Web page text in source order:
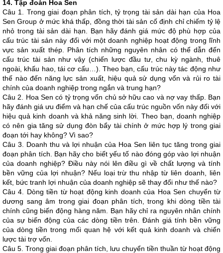
14. Tập đoàn Hoa Sen
Câu 1. Trong giai đoạn phân tích, tỷ trọng tài sản dài hạn của Hoa
Sen Group ở mức khá thấp, đồng thời tài sản cố định chỉ chiếm tỷ lệ
nhỏ trong tài sản dài hạn. Bạn hãy đánh giá mức độ phù hợp của
cấu trúc tài sản này đối với một doanh nghiệp hoạt động trong lĩnh
vực sản xuất thép. Phân tích những nguyên nhân có thể dẫn đến
cấu trúc tài sản như vậy (chiến lược đầu tư, chu kỳ ngành, thuê
ngoài, khấu hao, tái cơ cấu…). Theo bạn, cấu trúc này tác động như
thế nào đến năng lực sản xuất, hiệu quả sử dụng vốn và rủi ro tài
chính của doanh nghiệp trong ngắn và trung hạn?
Câu 2. Hoa Sen có tỷ trọng vốn chủ sở hữu cao và nợ vay thấp. Bạn
hãy đánh giá ưu điểm và hạn chế của cấu trúc nguồn vốn này đối với
hiệu quả kinh doanh và khả năng sinh lời. Theo bạn, doanh nghiệp
có nên gia tăng sử dụng đòn bẩy tài chính ở mức hợp lý trong giai
đoạn tới hay không? Vì sao?
Câu 3. Doanh thu và lợi nhuận của Hoa Sen liên tục tăng trong giai
đoạn phân tích. Bạn hãy cho biết yếu tố nào đóng góp vào lợi nhuận
của doanh nghiệp? Điều này nói lên điều gì về chất lượng và tính
bền vững của lợi nhuận? Nếu loại trừ thu nhập từ liên doanh, liên
kết, bức tranh lợi nhuận của doanh nghiệp sẽ thay đổi như thế nào?
Câu 4. Dòng tiền từ hoạt động kinh doanh của Hoa Sen chuyển từ
dương sang âm trong giai đoạn phân tích, trong khi dòng tiền tài
chính cũng biến động hàng năm. Bạn hãy chỉ ra nguyên nhân chính
của sự biến động của các dòng tiền trên. Đánh giá tính bền vững
của dòng tiền trong mối quan hệ với kết quả kinh doanh và chiến
lược tài trợ vốn.
Câu 5. Trong giai đoạn phân tích, lưu chuyển tiền thuần từ hoạt động